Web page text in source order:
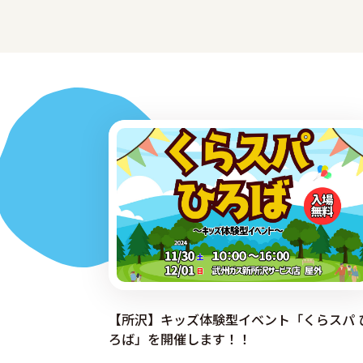
【所沢】キッズ体験型イベント「くらスパ
ろば」を開催します！！